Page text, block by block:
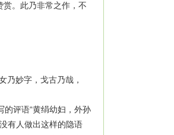
。此乃非常之作，不
乃妙字，戈古乃哉，
评语“黄绢幼妇，外孙
有人做出这样的隐语